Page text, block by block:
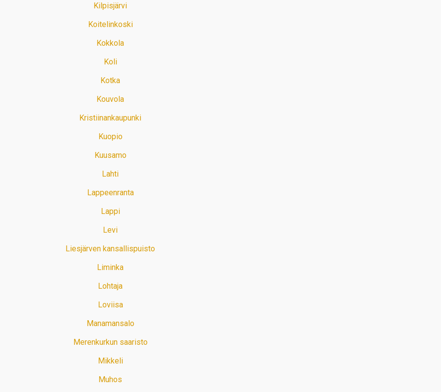
Kilpisjärvi
Koitelinkoski
Kokkola
Koli
Kotka
Kouvola
Kristiinankaupunki
Kuopio
Kuusamo
Lahti
Lappeenranta
Lappi
Levi
Liesjärven kansallispuisto
Liminka
Lohtaja
Loviisa
Manamansalo
Merenkurkun saaristo
Mikkeli
Muhos